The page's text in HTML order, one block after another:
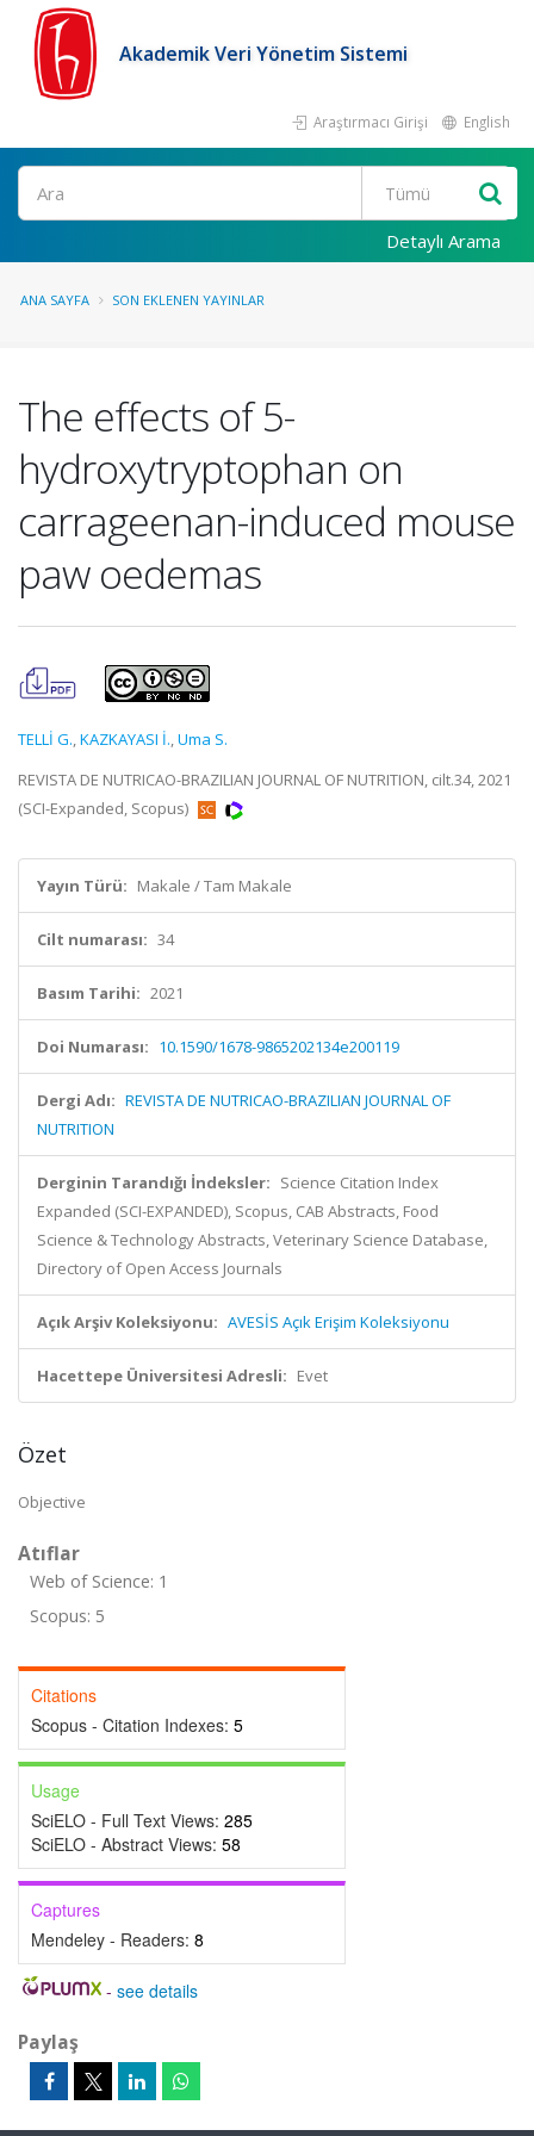
Akademik Veri Yönetim Sistemi
Araştırmacı Girişi English
Ara
Detaylı Arama
ANA SAYFA SON EKLENEN YAYINLAR
The effects of 5-
hydroxytryptophan on
carrageenan-induced mouse
paw oedemas
TELLİ G.,KAZKAYASI İ.,Uma S.
REVISTA DE NUTRICAO-BRAZILIAN JOURNAL OF NUTRITION, cilt.34, 2021
(SCI-Expanded, Scopus)
Yayın Türü: Makale / Tam Makale
Cilt numarası: 34
Basım Tarihi: 2021
Doi Numarası: 10.1590/1678-9865202134e200119
Dergi Adı: REVISTA DE NUTRICAO-BRAZILIAN JOURNAL OF
NUTRITION
Derginin Tarandığı İndeksler: Science Citation Index
Expanded (SCI-EXPANDED), Scopus, CAB Abstracts, Food
Science & Technology Abstracts, Veterinary Science Database,
Directory of Open Access Journals
Açık Arşiv Koleksiyonu: AVESİS Açık Erişim Koleksiyonu
Hacettepe Üniversitesi Adresli: Evet
Özet
Objective
Atıflar
Web of Science: 1
Scopus: 5
Citations
Scopus - Citation Indexes: 5
Usage
SciELO - Full Text Views: 285
SciELO - Abstract Views: 58
Captures
Mendeley - Readers: 8
- see details
Paylaş